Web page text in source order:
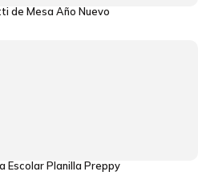
de Mesa Año Nuevo
Escolar Planilla Preppy